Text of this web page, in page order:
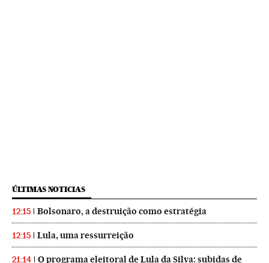
ÚLTIMAS NOTICIAS
12:15 Bolsonaro, a destruição como estratégia
12:15 Lula, uma ressurreição
21:14
O programa eleitoral de Lula da Silva: subidas de